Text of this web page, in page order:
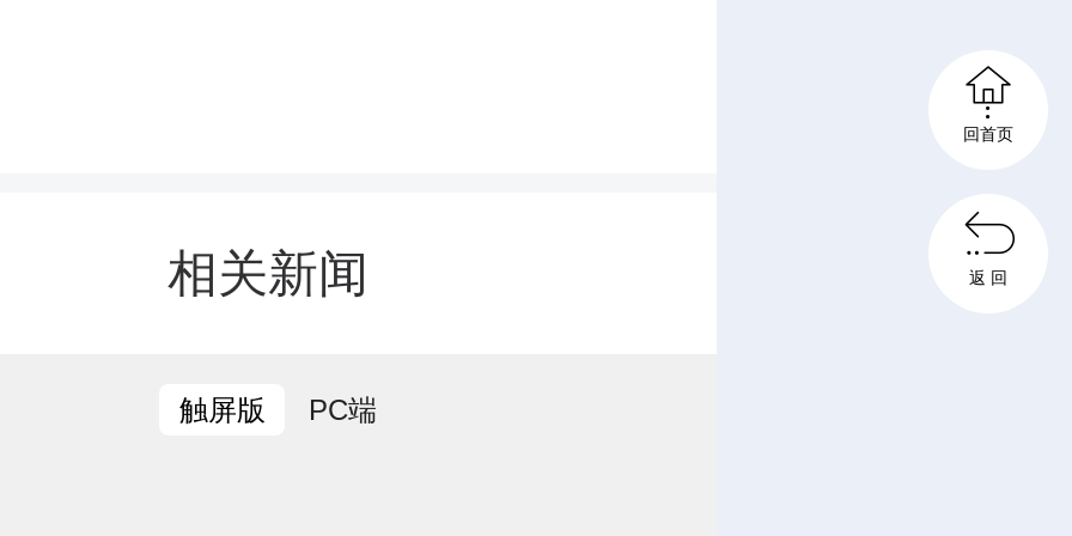
到驻村一线，实现干部特长和所
高换职务低、素质高换素质低、
相关新闻
触屏版 PC端

回首页

返 回